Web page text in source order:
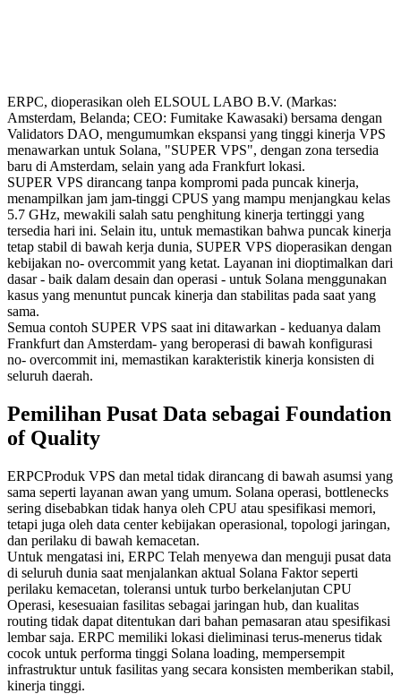
ERPC, dioperasikan oleh ELSOUL LABO B.V. (Markas:
Amsterdam, Belanda; CEO: Fumitake Kawasaki) bersama dengan
Validators DAO, mengumumkan ekspansi yang tinggi kinerja VPS
menawarkan untuk Solana, "SUPER VPS", dengan zona tersedia
baru di Amsterdam, selain yang ada Frankfurt lokasi.
SUPER VPS dirancang tanpa kompromi pada puncak kinerja,
menampilkan jam jam-tinggi CPUS yang mampu menjangkau kelas
5.7 GHz, mewakili salah satu penghitung kinerja tertinggi yang
tersedia hari ini. Selain itu, untuk memastikan bahwa puncak kinerja
tetap stabil di bawah kerja dunia, SUPER VPS dioperasikan dengan
kebijakan no- overcommit yang ketat. Layanan ini dioptimalkan dari
dasar - baik dalam desain dan operasi - untuk Solana menggunakan
kasus yang menuntut puncak kinerja dan stabilitas pada saat yang
sama.
Semua contoh SUPER VPS saat ini ditawarkan - keduanya dalam
Frankfurt dan Amsterdam- yang beroperasi di bawah konfigurasi
no- overcommit ini, memastikan karakteristik kinerja konsisten di
seluruh daerah.
Pemilihan Pusat Data sebagai Foundation
of Quality
ERPCProduk VPS dan metal tidak dirancang di bawah asumsi yang
sama seperti layanan awan yang umum. Solana operasi, bottlenecks
sering disebabkan tidak hanya oleh CPU atau spesifikasi memori,
tetapi juga oleh data center kebijakan operasional, topologi jaringan,
dan perilaku di bawah kemacetan.
Untuk mengatasi ini, ERPC Telah menyewa dan menguji pusat data
di seluruh dunia saat menjalankan aktual Solana Faktor seperti
perilaku kemacetan, toleransi untuk turbo berkelanjutan CPU
Operasi, kesesuaian fasilitas sebagai jaringan hub, dan kualitas
routing tidak dapat ditentukan dari bahan pemasaran atau spesifikasi
lembar saja. ERPC memiliki lokasi dieliminasi terus-menerus tidak
cocok untuk performa tinggi Solana loading, mempersempit
infrastruktur untuk fasilitas yang secara konsisten memberikan stabil,
kinerja tinggi.